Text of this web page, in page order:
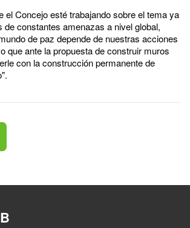
el Concejo esté trabajando sobre el tema ya
de constantes amenazas a nivel global,
de paz depende de nuestras acciones
que ante la propuesta de construir muros
con la construcción permanente de